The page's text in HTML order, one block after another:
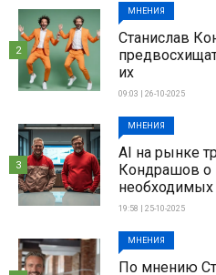
МНЕНИЯ
Станислав
их
09:03 | 26-10-2025
2
МНЕНИЯ
AI на рынке
Кондрашов о
необходимых
19:58 | 25-10-2025
3
МНЕНИЯ
По мнению